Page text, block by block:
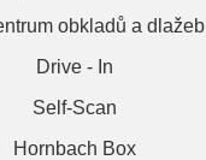
obkladů a dlažeb
Drive - In
Self-Scan
Hornbach Box